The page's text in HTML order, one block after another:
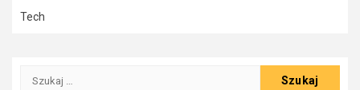
Tech
Szukaj: